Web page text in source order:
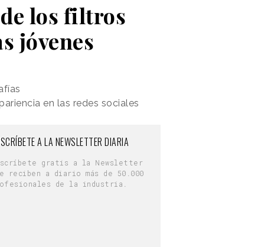
los filtros
jóvenes
en las redes sociales
A LA NEWSLETTER DIARIA
gratis a la Newsletter
reciben a diario más de 50.000
de la industria.